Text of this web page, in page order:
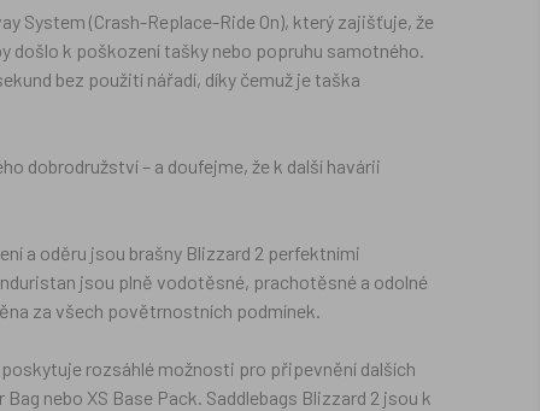
System (Crash-Replace-Ride On), který zajišťuje, že
došlo k poškození tašky nebo popruhu samotného.
bez použití nářadí, díky čemuž je taška
dobrodružství – a doufejme, že k další havárii
a oděru jsou brašny Blizzard 2 perfektními
jsou plně vodotěsné, prachotěsné a odolné
za všech povětrnostních podmínek.
rozsáhlé možnosti pro připevnění dalších
nebo XS Base Pack. Saddlebags Blizzard 2 jsou k